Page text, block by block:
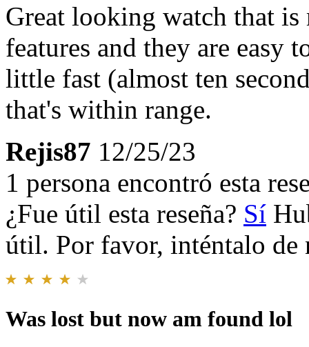
Great looking watch that
features and they are easy
little fast (almost ten
that's within range.
Rejis87 12/25/23
1 persona encontró esta
¿Fue útil esta reseña? Sí
útil. Por favor, inténtalo de
Was lost but now am found lol